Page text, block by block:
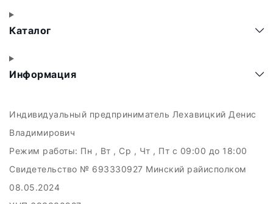
Каталог
Информация
Индивидуальный предприниматель Лехавицкий Денис
Владимирович
Режим работы: Пн , Вт , Ср , Чт , Пт c 09:00 до 18:00
Свидетельство № 693330927 Минский райисполком
08.05.2024